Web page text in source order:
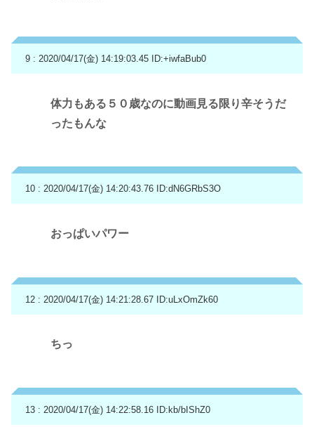
9 : 2020/04/17(金) 14:19:03.45 ID:+iwfaBub0
体力もある５０歳なのに動画見る限り辛そうだ
ったもんな
10 : 2020/04/17(金) 14:20:43.76 ID:dN6GRbS3O
おっぱいパワー
12 : 2020/04/17(金) 14:21:28.67 ID:uLxOmZk60
ちっ
13 : 2020/04/17(金) 14:22:58.16 ID:kb/bIShZ0